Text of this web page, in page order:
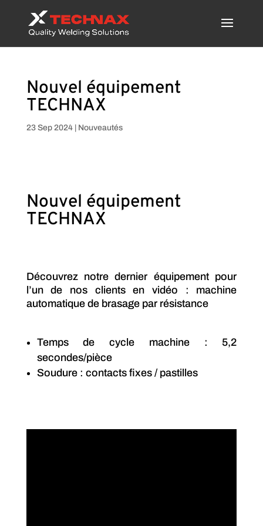
Nouvel équipement
TECHNAX
23 Sep 2024| Nouveautés
Nouvel équipement
TECHNAX
Découvrez notre dernier équipement pour
l’un de nos clients en vidéo : machine
automatique de brasage par résistance
Temps de cycle machine : 5,2
secondes/pièce
Soudure : contacts fixes / pastilles